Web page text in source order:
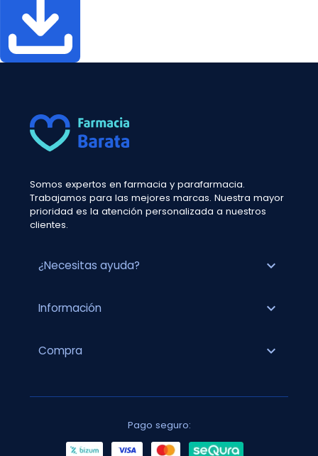
Somos expertos en farmacia y parafarmacia.
Trabajamos para las mejores marcas. Nuestra mayor
prioridad es la atención personalizada a nuestros
clientes.
¿Necesitas ayuda? expand_more
Información expand_more
Compra expand_more
Pago seguro: